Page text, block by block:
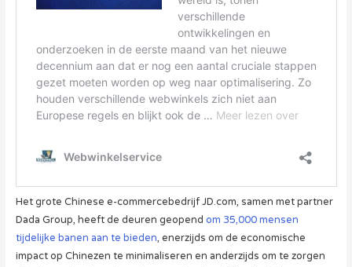
Het grote Chinese e-commercebedrijf JD.com, samen met partner
Dada Group, heeft de deuren geopend om 35,000 mensen
tijdelijke banen aan te bieden, enerzijds om de economische
impact op Chinezen te minimaliseren en anderzijds om te zorgen